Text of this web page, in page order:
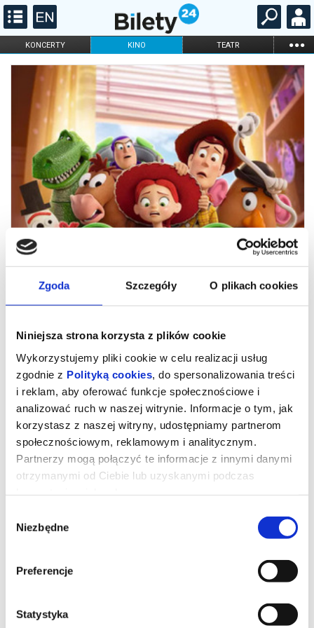
Zgoda Szczegóły O plikach cookies
Niniejsza strona korzysta z plików cookie
Wykorzystujemy pliki cookie w celu realizacji usług
zgodnie z Polityką cookies , do spersonalizowania treści
i reklam, aby oferować funkcje społecznościowe i
analizować ruch w naszej witrynie. Informacje o tym, jak
korzystasz z naszej witryny, udostępniamy partnerom
społecznościowym, reklamowym i analitycznym.
Partnerzy mogą połączyć te informacje z innymi danymi
otrzymanymi od Ciebie lub uzyskanymi podczas
zgody
Niezbędne
Preferencje
Statystyka
KONCERTY KINO TEATR ...
FILHARMONIA OPERA I BALET
STAND-UP
ONLINE KARNETY
TOY STORY 5
Zabawki powracają w filmie Toy Story 5, najnowszej produkcji
Disney i Pixar. Tym razem czeka je zupełnie nowe wyzwanie -
świat technologii. Buzz, Woody, Jessie i reszta paczki muszą
częściej przyciągają… elektroniczne gadżety. Czy tradycyjne
zabawki odnajdą się w erze ekranów?
Czas trwania: 142 minut | 2D dubbing | Japonia, USA